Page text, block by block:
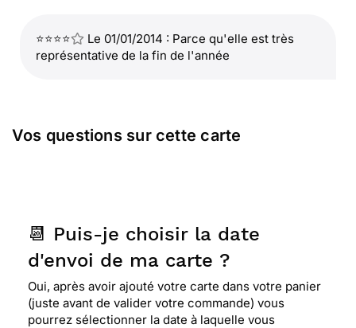
⭐⭐⭐⭐
Le 01/01/2014 : Parce qu'elle est très
représentative de la fin de l'année
Vos questions sur cette carte
📆 Puis-je choisir la date
d'envoi de ma carte ?
Oui, après avoir ajouté votre carte dans votre panier
(juste avant de valider votre commande) vous
pourrez sélectionner la date à laquelle vous